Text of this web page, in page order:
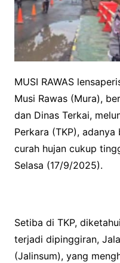
MUSI RAWAS
Musi Rawas (Mura),
dan Dinas Terkai,
Perkara (TKP),
curah hujan cukup
Selasa (17/9/2025).
Setiba di TKP,
terjadi dipinggiran,
(Jalinsum), yang